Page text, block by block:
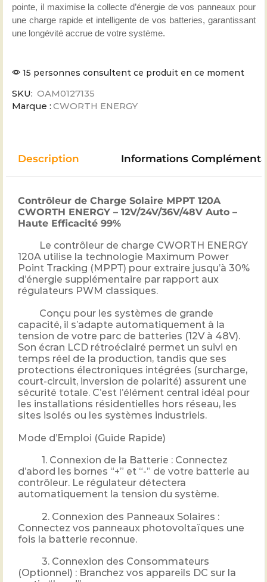
pointe, il maximise la collecte d’énergie de vos panneaux pour
une charge rapide et intelligente de vos batteries, garantissant
une longévité accrue de votre système.
15 personnes consultent ce produit en ce moment
SKU: OAM0127135
Marque : CWORTH ENERGY
Description Informations
Contrôleur de Charge Solaire MPPT 120A
CWORTH ENERGY – 12V/24V/36V/48V Auto –
Haute Efficacité 99%
Le contrôleur de charge CWORTH ENERGY
120A utilise la technologie Maximum Power
Point Tracking (MPPT) pour extraire jusqu’à 30%
d’énergie supplémentaire par rapport aux
régulateurs PWM classiques.
Conçu pour les systèmes de grande
capacité, il s’adapte automatiquement à la
tension de votre parc de batteries (12V à 48V).
Son écran LCD rétroéclairé permet un suivi en
temps réel de la production, tandis que ses
protections électroniques intégrées (surcharge,
court-circuit, inversion de polarité) assurent une
sécurité totale. C’est l’élément central idéal pour
les installations résidentielles hors réseau, les
sites isolés ou les systèmes industriels.
Mode d’Emploi (Guide Rapide)
1. Connexion de la Batterie : Connectez
d’abord les bornes “+” et “-” de votre batterie au
contrôleur. Le régulateur détectera
automatiquement la tension du système.
2. Connexion des Panneaux Solaires :
Connectez vos panneaux photovoltaïques une
fois la batterie reconnue.
3. Connexion des Consommateurs
(Optionnel) : Branchez vos appareils DC sur la